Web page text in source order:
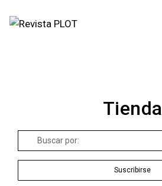
Tienda
Buscar
por:
Suscribirse